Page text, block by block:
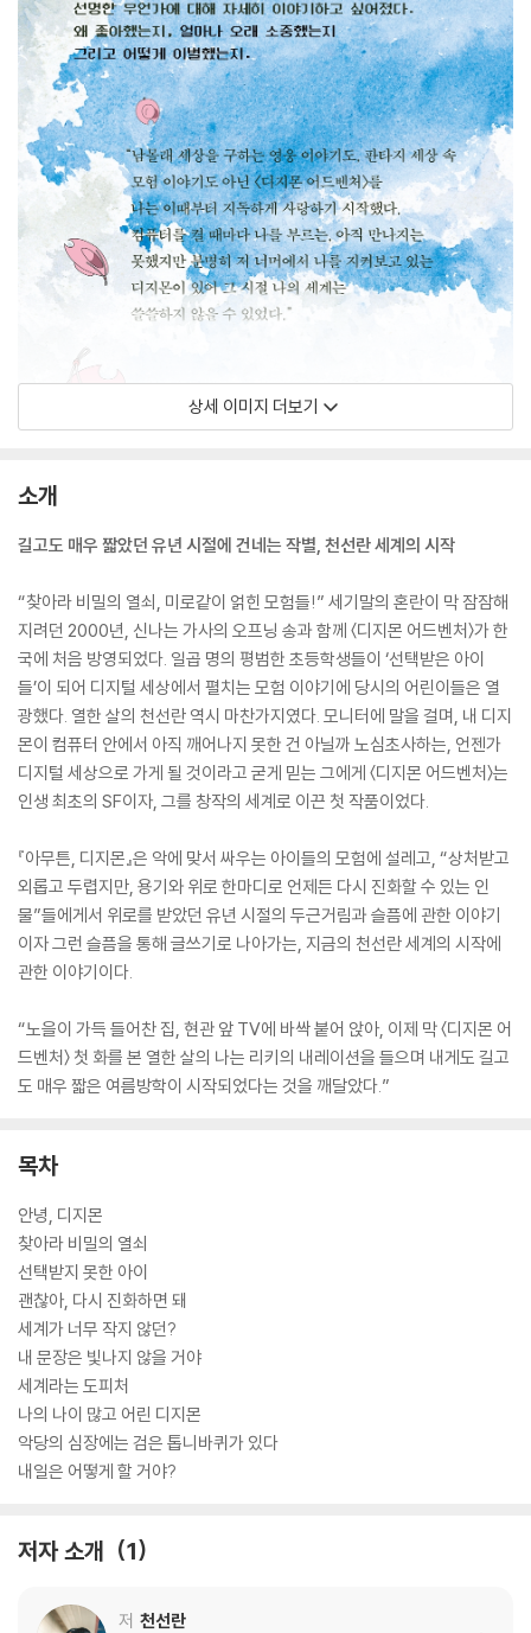
상세 이미지 더보기
소개
길고도 매우 짧았던 유년 시절에 건네는 작별, 천선란 세계의 시작
“찾아라 비밀의 열쇠, 미로같이 얽힌 모험들!” 세기말의 혼란이 막 잠잠해
지려던 2000년, 신나는 가사의 오프닝 송과 함께 〈디지몬 어드벤처〉가 한
국에 처음 방영되었다. 일곱 명의 평범한 초등학생들이 ‘선택받은 아이
들’이 되어 디지털 세상에서 펼치는 모험 이야기에 당시의 어린이들은 열
광했다. 열한 살의 천선란 역시 마찬가지였다. 모니터에 말을 걸며, 내 디지
몬이 컴퓨터 안에서 아직 깨어나지 못한 건 아닐까 노심초사하는, 언젠가
디지털 세상으로 가게 될 것이라고 굳게 믿는 그에게 〈디지몬 어드벤처〉는
인생 최초의 SF이자, 그를 창작의 세계로 이끈 첫 작품이었다.
『아무튼, 디지몬』은 악에 맞서 싸우는 아이들의 모험에 설레고, “상처받고
외롭고 두렵지만, 용기와 위로 한마디로 언제든 다시 진화할 수 있는 인
물”들에게서 위로를 받았던 유년 시절의 두근거림과 슬픔에 관한 이야기
이자 그런 슬픔을 통해 글쓰기로 나아가는, 지금의 천선란 세계의 시작에
관한 이야기이다.
“노을이 가득 들어찬 집, 현관 앞 TV에 바싹 붙어 앉아, 이제 막 〈디지몬 어
드벤처〉 첫 화를 본 열한 살의 나는 리키의 내레이션을 들으며 내게도 길고
도 매우 짧은 여름방학이 시작되었다는 것을 깨달았다.”
목차
안녕, 디지몬
찾아라 비밀의 열쇠
선택받지 못한 아이
괜찮아, 다시 진화하면 돼
세계가 너무 작지 않던?
내 문장은 빛나지 않을 거야
세계라는 도피처
나의 나이 많고 어린 디지몬
악당의 심장에는 검은 톱니바퀴가 있다
내일은 어떻게 할 거야?
저자 소개 1
저 천선란